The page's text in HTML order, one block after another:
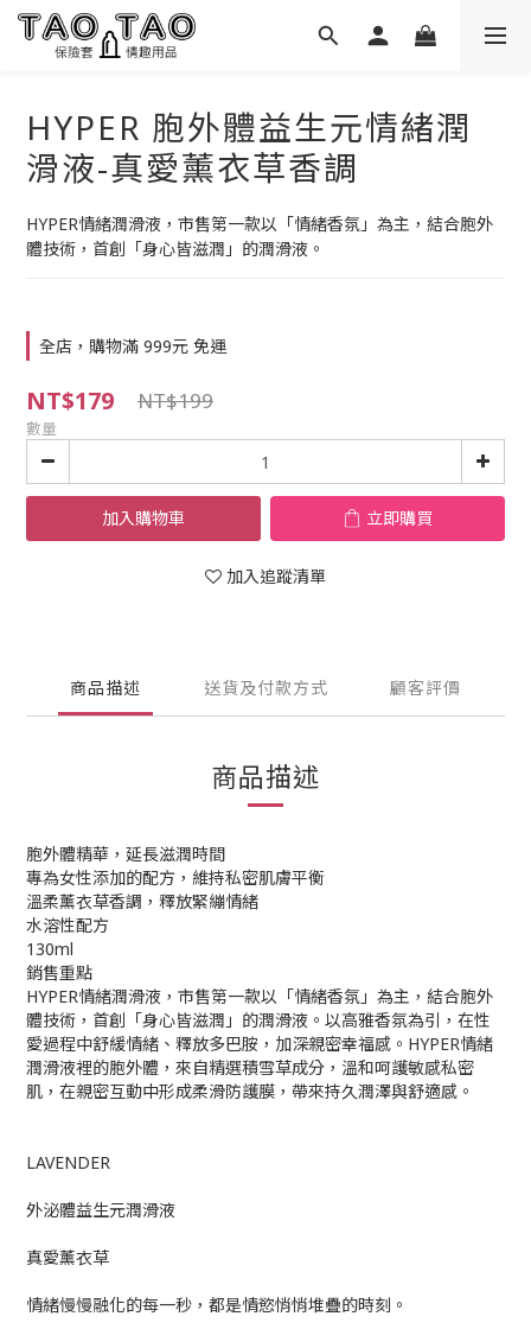
HYPER 胞外體益生元情緒潤
滑液-真愛薰衣草香調
HYPER情緒潤滑液，市售第一款以「情緒香氛」為主，結合胞外
體技術，首創「身心皆滋潤」的潤滑液。
全店，購物滿 999元 免運
NT$179 NT$199
數量
加入購物車 立即購買
加入追蹤清單
商品描述 送貨及付款方式 顧客評價
商品描述
胞外體精華，延長滋潤時間
專為女性添加的配方，維持私密肌膚平衡
溫柔薰衣草香調，釋放緊繃情緒
水溶性配方
130ml
銷售重點
HYPER情緒潤滑液，市售第一款以「情緒香氛」為主，結合胞外
體技術，首創「身心皆滋潤」的潤滑液。以高雅香氛為引，在性
愛過程中舒緩情緒、釋放多巴胺，加深親密幸福感。HYPER情緒
潤滑液裡的胞外體，來自精選積雪草成分，溫和呵護敏感私密
肌，在親密互動中形成柔滑防護膜，帶來持久潤澤與舒適感。
LAVENDER
外泌體益生元潤滑液
真愛薰衣草
情緒慢慢融化的每一秒，都是情慾悄悄堆疊的時刻。